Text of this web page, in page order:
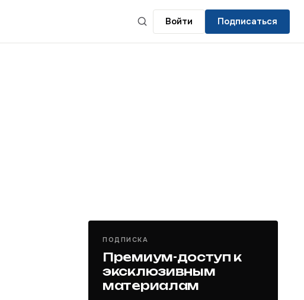
Войти Подписаться
ПОДПИСКА
Премиум-доступ к
эксклюзивным
материалам